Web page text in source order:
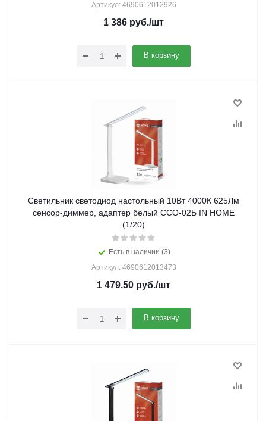
Артикул: 4690612012926
1 386 руб./шт
В корзину
Светильник светодиод настольный 10Вт 4000К 625Лм
сенсор-диммер, адаптер белый ССО-02Б IN HOME
(1/20)
Есть в наличии (3)
Артикул: 4690612013473
1 479.50 руб./шт
В корзину